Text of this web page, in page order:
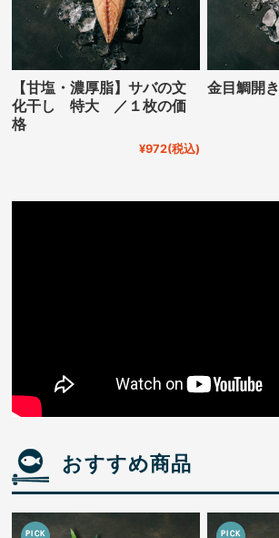
【甘塩・濃厚脂】サバの文
化干し 特大 ／１枚の価
格
¥972(税込)
金目鯛開き
おすすめ商品